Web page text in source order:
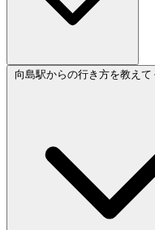
英語対応は限定的です
問題ありませんが、プ
い場合は、簡単な日本
です。クライミングそ
向島駅からの行き方を教えて